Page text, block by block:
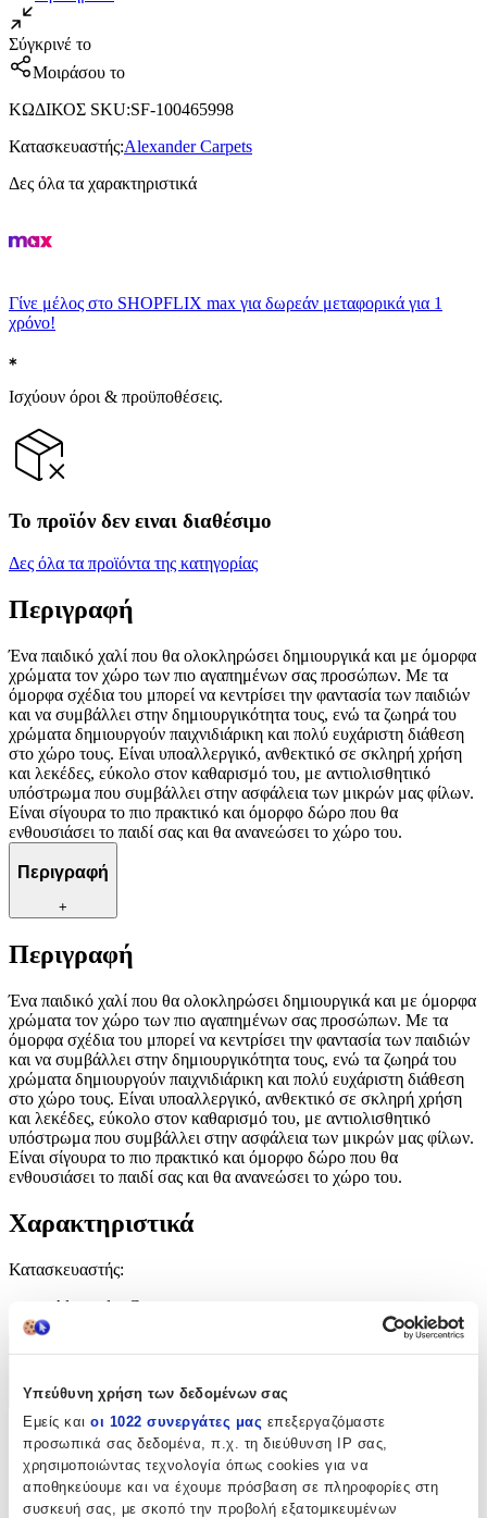
Υπεύθυνη χρήση των δεδομένων σας
Εμείς και οι 1022 συνεργάτες μας επεξεργαζόμαστε
προσωπικά σας δεδομένα, π.χ. τη διεύθυνση IP σας,
χρησιμοποιώντας τεχνολογία όπως cookies για να
αποθηκεύουμε και να έχουμε πρόσβαση σε πληροφορίες στη
συσκευή σας, με σκοπό την προβολή εξατομικευμένων
Σύγκρινέ το
Μοιράσου το
ΚΩΔΙΚΟΣ SKU:SF-100465998
Κατασκευαστής:Alexander Carpets
Δες όλα τα χαρακτηριστικά
Γίνε μέλος στο SHOPFLIX max για δωρεάν μεταφορικά για 1
χρόνο!
Ισχύουν όροι & προϋποθέσεις.
Το προϊόν δεν ειναι διαθέσιμο
Δες όλα τα προϊόντα της κατηγορίας
Περιγραφή
Ένα παιδικό χαλί που θα ολοκληρώσει δημιουργικά και με όμορφα
χρώματα τον χώρο των πιο αγαπημένων σας προσώπων. Με τα
όμορφα σχέδια του μπορεί να κεντρίσει την φαντασία των παιδιών
και να συμβάλλει στην δημιουργικότητα τους, ενώ τα ζωηρά του
χρώματα δημιουργούν παιχνιδιάρικη και πολύ ευχάριστη διάθεση
στο χώρο τους. Είναι υποαλλεργικό, ανθεκτικό σε σκληρή χρήση
και λεκέδες, εύκολο στον καθαρισμό του, με αντιολισθητικό
υπόστρωμα που συμβάλλει στην ασφάλεια των μικρών μας φίλων.
Είναι σίγουρα το πιο πρακτικό και όμορφο δώρο που θα
ενθουσιάσει το παιδί σας και θα ανανεώσει το χώρο του.
Περιγραφή
+
Περιγραφή
Ένα παιδικό χαλί που θα ολοκληρώσει δημιουργικά και με όμορφα
χρώματα τον χώρο των πιο αγαπημένων σας προσώπων. Με τα
όμορφα σχέδια του μπορεί να κεντρίσει την φαντασία των παιδιών
και να συμβάλλει στην δημιουργικότητα τους, ενώ τα ζωηρά του
χρώματα δημιουργούν παιχνιδιάρικη και πολύ ευχάριστη διάθεση
στο χώρο τους. Είναι υποαλλεργικό, ανθεκτικό σε σκληρή χρήση
και λεκέδες, εύκολο στον καθαρισμό του, με αντιολισθητικό
υπόστρωμα που συμβάλλει στην ασφάλεια των μικρών μας φίλων.
Είναι σίγουρα το πιο πρακτικό και όμορφο δώρο που θα
ενθουσιάσει το παιδί σας και θα ανανεώσει το χώρο του.
Χαρακτηριστικά
Κατασκευαστής:
Alexander Carpets
+
Χαρακτηριστικά
Κατασκευαστής: